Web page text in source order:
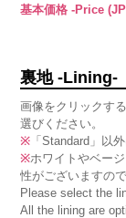
基本価格 -Price
裏地 -Lining-
画像をクリックす
選びください。
※ 「Standard」以
※ホワイトやベー
性がございますの
Please select the
All the lining are